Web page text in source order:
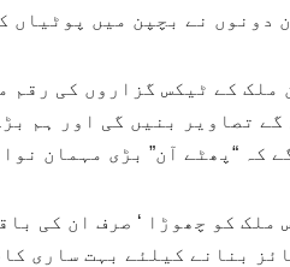
کے ٹیکس گزاروں کی رقم
تصاویر بنیں گی اور ہم
کہ “پھٹے آن” بڑی مہمان
کو چھوڑا ‘ صرف ان کی
بنانے کیلئے بہت ساری